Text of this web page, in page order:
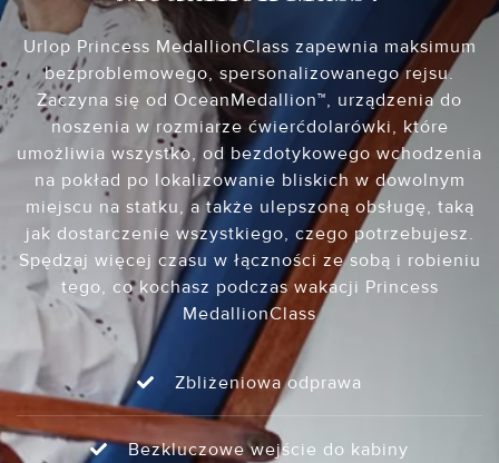
Urlop Princess MedallionClass zapewnia maksimum
bezproblemowego, spersonalizowanego rejsu.
Zaczyna się od OceanMedallion™, urządzenia do
noszenia w rozmiarze ćwierćdolarówki, które
umożliwia wszystko, od bezdotykowego wchodzenia
na pokład po lokalizowanie bliskich w dowolnym
miejscu na statku, a także ulepszoną obsługę, taką
jak dostarczenie wszystkiego, czego potrzebujesz.
Spędzaj więcej czasu w łączności ze sobą i robieniu
tego, co kochasz podczas wakacji Princess
MedallionClass
Zbliżeniowa odprawa
Bezkluczowe wejście do kabiny